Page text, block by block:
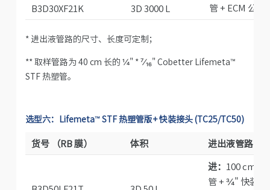
管 + ECM 公
B3D30XF21K
3D 3000 L
* 进出液管路的尺寸、长度可定制；
** 取样管路为 40 cm 长的 ¼" *⁷⁄₁₆" Cobetter Lifemeta™
STF 热塑管。
选型六：Lifemeta™ STF 热塑管版+ 快装接头 (TC25/TC50)
货号 （RB 膜） 体积 进出液管路*
进： 100 cm
管 + ¾" 快装接